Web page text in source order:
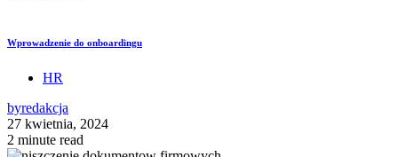
Wprowadzenie do onboardingu
HR
byredakcja
27 kwietnia, 2024
2 minute read